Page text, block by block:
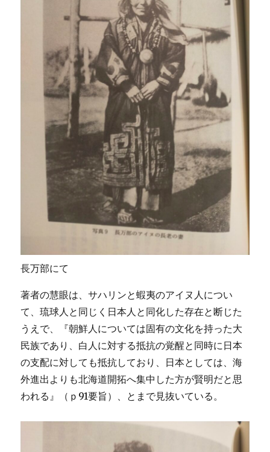
長万部にて
著者の慧眼は、サハリンと蝦夷のアイヌ人につい
て、琉球人と同じく日本人と同化した存在と断じた
うえで、『朝鮮人については固有の文化を持った大
民族であり、白人に対する抵抗の覚醒と同時に日本
の支配に対しても抵抗しており、日本としては、海
外進出よりも北海道開拓へ集中した方が賢明だと思
われる』（ｐ91要旨）、とまで見抜いている。